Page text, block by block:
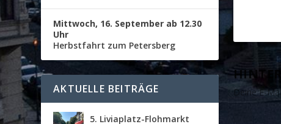
Deine E-
Mittwoch, 16. September ab 12.30
Uhr
Herbstfahrt zum Petersberg
AKTUELLE BEITRÄGE
5. Liviaplatz-Flohmarkt